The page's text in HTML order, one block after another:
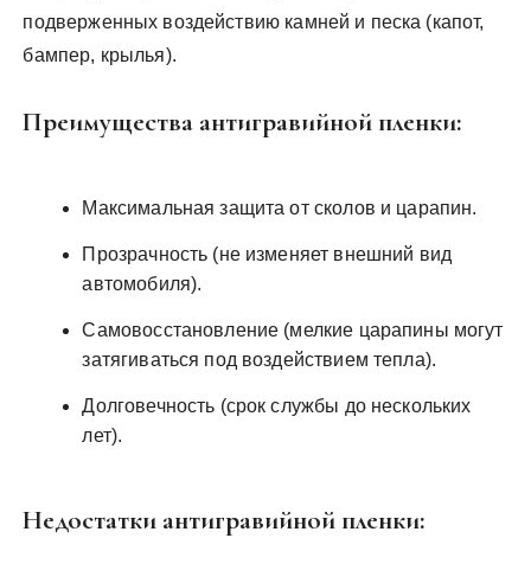
подверженных воздействию камней и песка (капот,
бампер, крылья).
Преимущества антигравийной пленки:
Максимальная защита от сколов и царапин.
Прозрачность (не изменяет внешний вид
автомобиля).
Самовосстановление (мелкие царапины могут
затягиваться под воздействием тепла).
Долговечность (срок службы до нескольких
лет).
Недостатки антигравийной пленки: